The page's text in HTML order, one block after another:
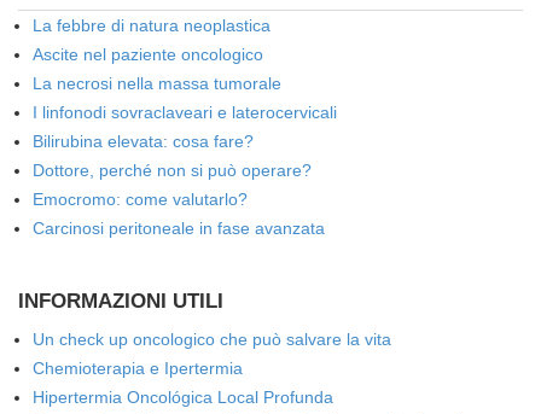
La febbre di natura neoplastica
Ascite nel paziente oncologico
La necrosi nella massa tumorale
I linfonodi sovraclaveari e laterocervicali
Bilirubina elevata: cosa fare?
Dottore, perché non si può operare?
Emocromo: come valutarlo?
Carcinosi peritoneale in fase avanzata
INFORMAZIONI UTILI
Un check up oncologico che può salvare la vita
Chemioterapia e Ipertermia
Hipertermia Oncológica Local Profunda